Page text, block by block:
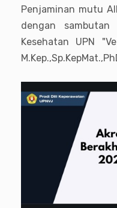
Penjaminan mutu
dengan
Kesehatan UPN